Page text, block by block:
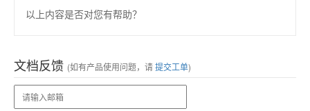
以上内容是否对您有帮助？
文档反馈 (如有产品使用问题，请提交工单)